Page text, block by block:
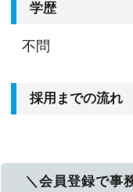
学歴
不問
採用までの流れ
＼会員登録で事